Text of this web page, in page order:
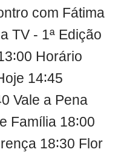
com Fátima
TV - 1ª Edição
Horário
14∶45
Vale a Pena
Família 18∶00
18∶30 Flor